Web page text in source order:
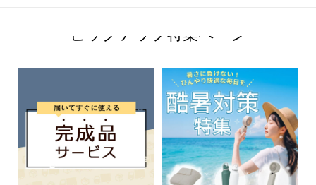
ピックアップ特集ページ